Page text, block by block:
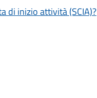
di inizio attività (SCIA)?